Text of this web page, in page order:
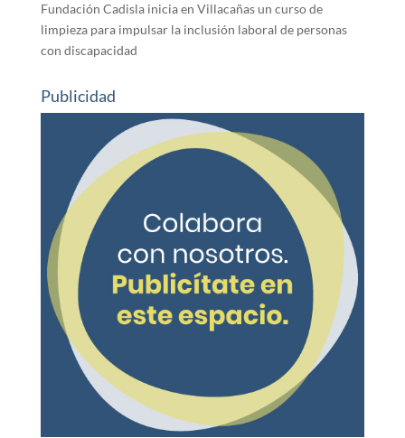
Fundación Cadisla inicia en Villacañas un curso de
limpieza para impulsar la inclusión laboral de personas
con discapacidad
Publicidad